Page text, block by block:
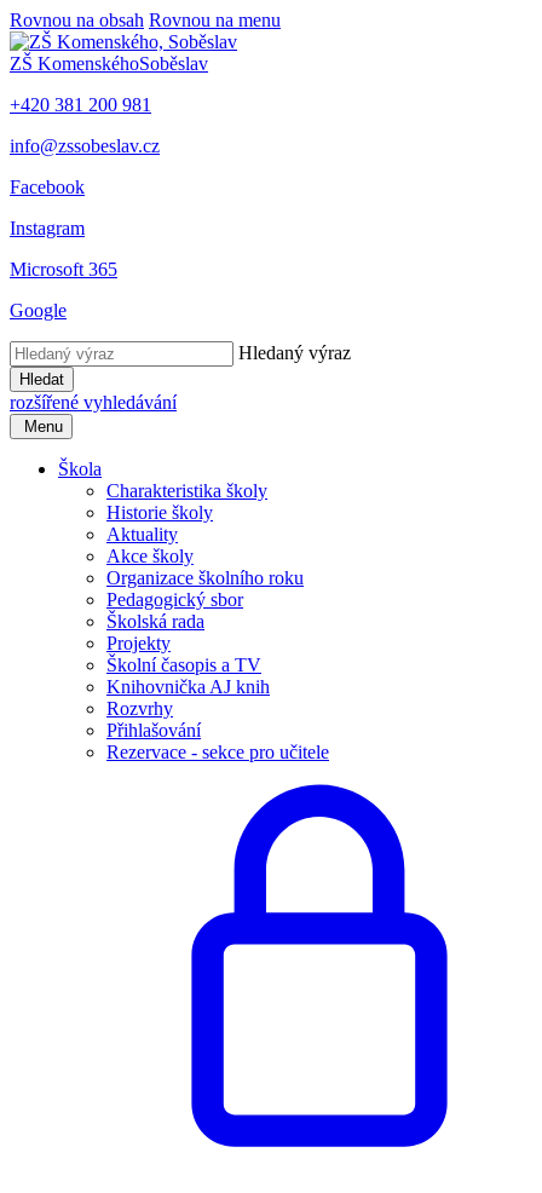
Rovnou na obsah Rovnou na menu
ZŠ KomenskéhoSoběslav
+420 381 200 981
info@zssobeslav.cz
Facebook
Instagram
Microsoft 365
Google
Hledaný výraz
Hledat
rozšířené vyhledávání
Menu
Škola
Charakteristika školy
Historie školy
Aktuality
Akce školy
Organizace školního roku
Pedagogický sbor
Školská rada
Projekty
Školní časopis a TV
Knihovnička AJ knih
Rozvrhy
Přihlašování
Rezervace - sekce pro učitele